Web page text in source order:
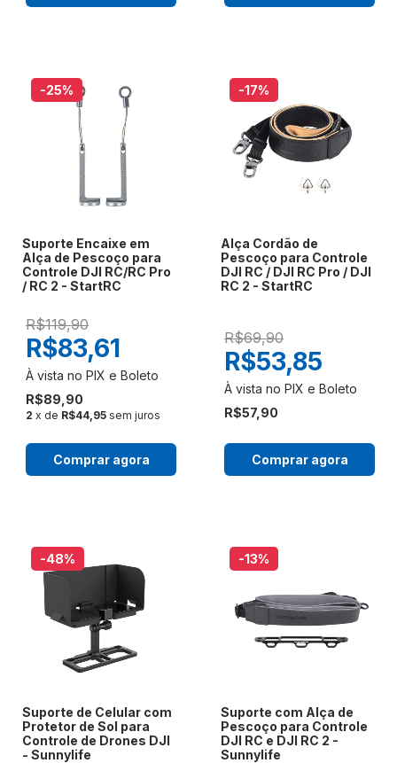
-25%
Suporte Encaixe em
Alça de Pescoço para
Controle DJI RC/RC Pro
/ RC 2 - StartRC
R$119,90
R$89,90
R$83,61
2 x de R$44,95 sem juros
Comprar agora
-17%
Alça Cordão de
Pescoço para Controle
DJI RC / DJI RC Pro / DJI
RC 2 - StartRC
R$69,90
R$57,90
R$53,85
Comprar agora
-48%
Suporte de Celular com
Protetor de Sol para
Controle de Drones DJI
- Sunnylife
-13%
Suporte com Alça de
Pescoço para Controle
DJI RC e DJI RC 2 -
Sunnylife